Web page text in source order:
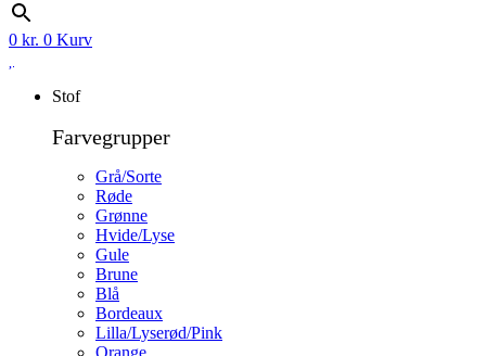
0 kr. 0 Kurv
Stof
Farvegrupper
Grå/Sorte
Røde
Grønne
Hvide/Lyse
Gule
Brune
Blå
Bordeaux
Lilla/Lyserød/Pink